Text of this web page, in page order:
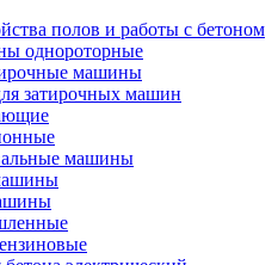
полов и работы с бетоном
однороторные
машины
затирочных машин
машины